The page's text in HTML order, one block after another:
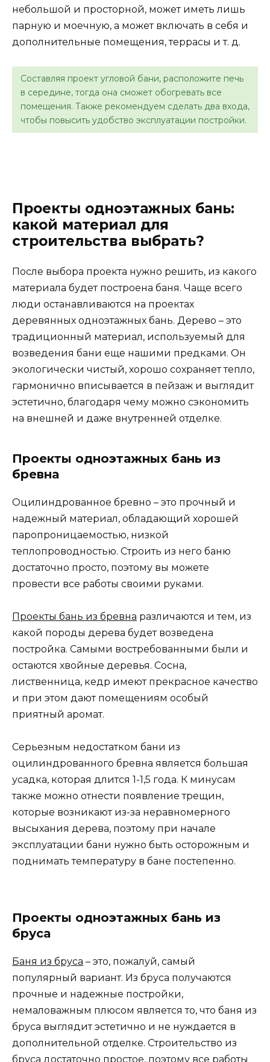
небольшой и просторной, может иметь лишь
парную и моечную, а может включать в себя и
дополнительные помещения, террасы и т. д.
Составляя проект угловой бани, расположите печь
в середине, тогда она сможет обогревать все
помещения. Также рекомендуем сделать два входа,
чтобы повысить удобство эксплуатации постройки.
Проекты одноэтажных бань:
какой материал для
строительства выбрать?
После выбора проекта нужно решить, из какого
материала будет построена баня. Чаще всего
люди останавливаются на проектах
деревянных одноэтажных бань. Дерево – это
традиционный материал, используемый для
возведения бани еще нашими предками. Он
экологически чистый, хорошо сохраняет тепло,
гармонично вписывается в пейзаж и выглядит
эстетично, благодаря чему можно сэкономить
на внешней и даже внутренней отделке.
Проекты одноэтажных бань из
бревна
Оцилиндрованное бревно – это прочный и
надежный материал, обладающий хорошей
паропроницаемостью, низкой
теплопроводностью. Строить из него баню
достаточно просто, поэтому вы можете
провести все работы своими руками.
Проекты бань из бревна различаются и тем, из
какой породы дерева будет возведена
постройка. Самыми востребованными были и
остаются хвойные деревья. Сосна,
лиственница, кедр имеют прекрасное качество
и при этом дают помещениям особый
приятный аромат.
Серьезным недостатком бани из
оцилиндрованного бревна является большая
усадка, которая длится 1-1,5 года. К минусам
также можно отнести появление трещин,
которые возникают из-за неравномерного
высыхания дерева, поэтому при начале
эксплуатации бани нужно быть осторожным и
поднимать температуру в бане постепенно.
Проекты одноэтажных бань из
бруса
Баня из бруса – это, пожалуй, самый
популярный вариант. Из бруса получаются
прочные и надежные постройки,
немаловажным плюсом является то, что баня из
бруса выглядит эстетично и не нуждается в
дополнительной отделке. Строительство из
бруса достаточно простое, поэтому все работы